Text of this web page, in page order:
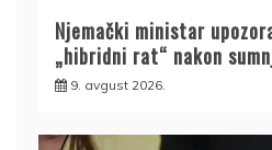
Njemački ministar
„hibridni rat“ nakon
9. avgust 2026.